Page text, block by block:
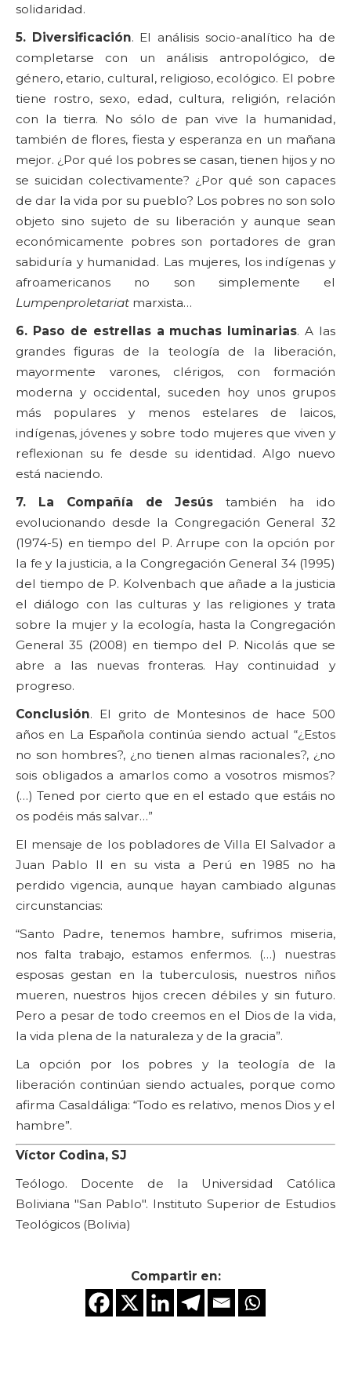
solidaridad.
5. Diversificación. El análisis socio-analítico ha de
completarse con un análisis antropológico, de
género, etario, cultural, religioso, ecológico. El pobre
tiene rostro, sexo, edad, cultura, religión, relación
con la tierra. No sólo de pan vive la humanidad,
también de flores, fiesta y esperanza en un mañana
mejor. ¿Por qué los pobres se casan, tienen hijos y no
se suicidan colectivamente? ¿Por qué son capaces
de dar la vida por su pueblo? Los pobres no son solo
objeto sino sujeto de su liberación y aunque sean
económicamente pobres son portadores de gran
sabiduría y humanidad. Las mujeres, los indígenas y
afroamericanos no son simplemente el
Lumpenproletariat marxista…
6. Paso de estrellas a muchas luminarias. A las
grandes figuras de la teología de la liberación,
mayormente varones, clérigos, con formación
moderna y occidental, suceden hoy unos grupos
más populares y menos estelares de laicos,
indígenas, jóvenes y sobre todo mujeres que viven y
reflexionan su fe desde su identidad. Algo nuevo
está naciendo.
7. La Compañía de Jesús también ha ido
evolucionando desde la Congregación General 32
(1974-5) en tiempo del P. Arrupe con la opción por
la fe y la justicia, a la Congregación General 34 (1995)
del tiempo de P. Kolvenbach que añade a la justicia
el diálogo con las culturas y las religiones y trata
sobre la mujer y la ecología, hasta la Congregación
General 35 (2008) en tiempo del P. Nicolás que se
abre a las nuevas fronteras. Hay continuidad y
progreso.
Conclusión. El grito de Montesinos de hace 500
años en La Española continúa siendo actual “¿Estos
no son hombres?, ¿no tienen almas racionales?, ¿no
sois obligados a amarlos como a vosotros mismos?
(…) Tened por cierto que en el estado que estáis no
os podéis más salvar…”
El mensaje de los pobladores de Villa El Salvador a
Juan Pablo II en su vista a Perú en 1985 no ha
perdido vigencia, aunque hayan cambiado algunas
circunstancias:
“Santo Padre, tenemos hambre, sufrimos miseria,
nos falta trabajo, estamos enfermos. (…) nuestras
esposas gestan en la tuberculosis, nuestros niños
mueren, nuestros hijos crecen débiles y sin futuro.
Pero a pesar de todo creemos en el Dios de la vida,
la vida plena de la naturaleza y de la gracia”.
La opción por los pobres y la teología de la
liberación continúan siendo actuales, porque como
afirma Casaldáliga: “Todo es relativo, menos Dios y el
hambre”.
Víctor Codina, SJ
Teólogo. Docente de la Universidad Católica
Boliviana "San Pablo". Instituto Superior de Estudios
Teológicos (Bolivia)
Compartir en: